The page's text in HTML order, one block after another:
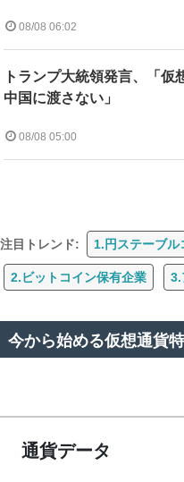
08/08 06:02
トランプ大統領発言、「仮
中国に渡さない」
08/08 05:00
注目トレンド: 1.円ステーブル
2.ビットコイン保有企業 3.
今から始める仮想通貨
通貨データ